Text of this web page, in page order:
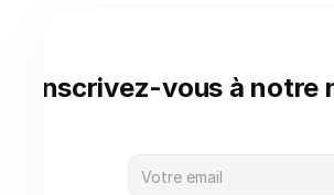
Inscrivez-vous à notre